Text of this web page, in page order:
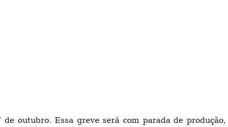
outubro. Essa greve será com parada de